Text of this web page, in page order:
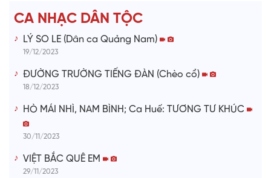
e
o
CA NHẠC DÂN TỘC
LÝ SO LE (Dân ca Quảng Nam)
19/12/2023
ĐƯỜNG TRƯỜNG TIẾNG ĐÀN (Chèo cổ)
18/12/2023
HÒ MÁI NHÌ, NAM BÌNH; Ca Huế: TƯƠNG TƯ KHÚC
30/11/2023
VIỆT BẮC QUÊ EM
29/11/2023